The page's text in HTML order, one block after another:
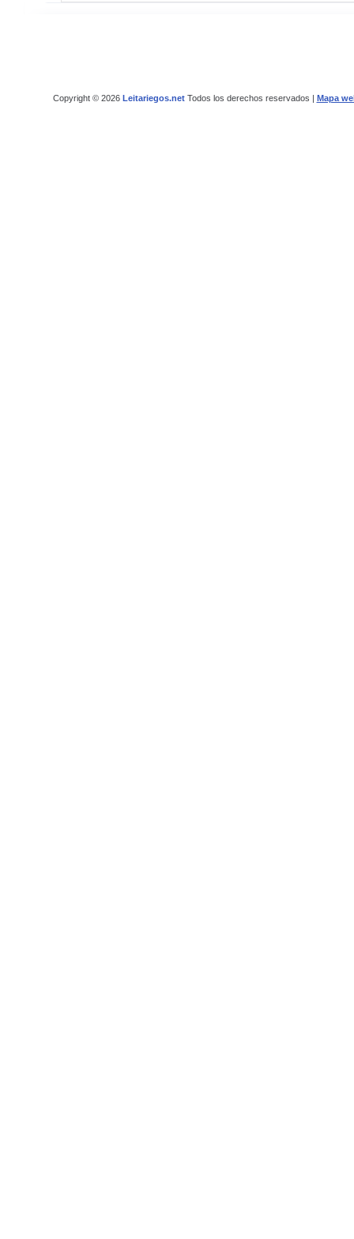
Copyright © 2026 Leitariegos.netTodos los derechos reservados | Mapa